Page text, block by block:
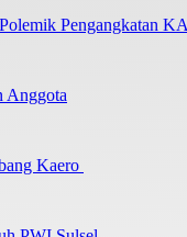
Pengangkatan
Anggota
Kaero